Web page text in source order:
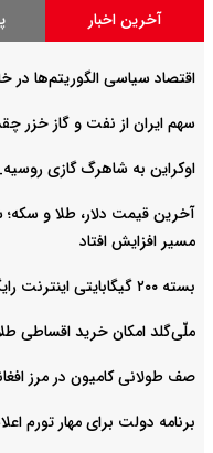
آخرین اخبار
اقتصاد سیاسی الگوریتم‌ها در
سهم ایران از نفت و گاز خزر
اوکراین به شاهرگ گازی
مسیر افزایش افتاد
بسته ۲۰۰ گیگابایتی اینترنت رایگان برای خبرنگاران
ملّی‌گلد امکان خرید اقساطی
صف طولانی کامیون در مرز
برنامه دولت برای مهار تورم